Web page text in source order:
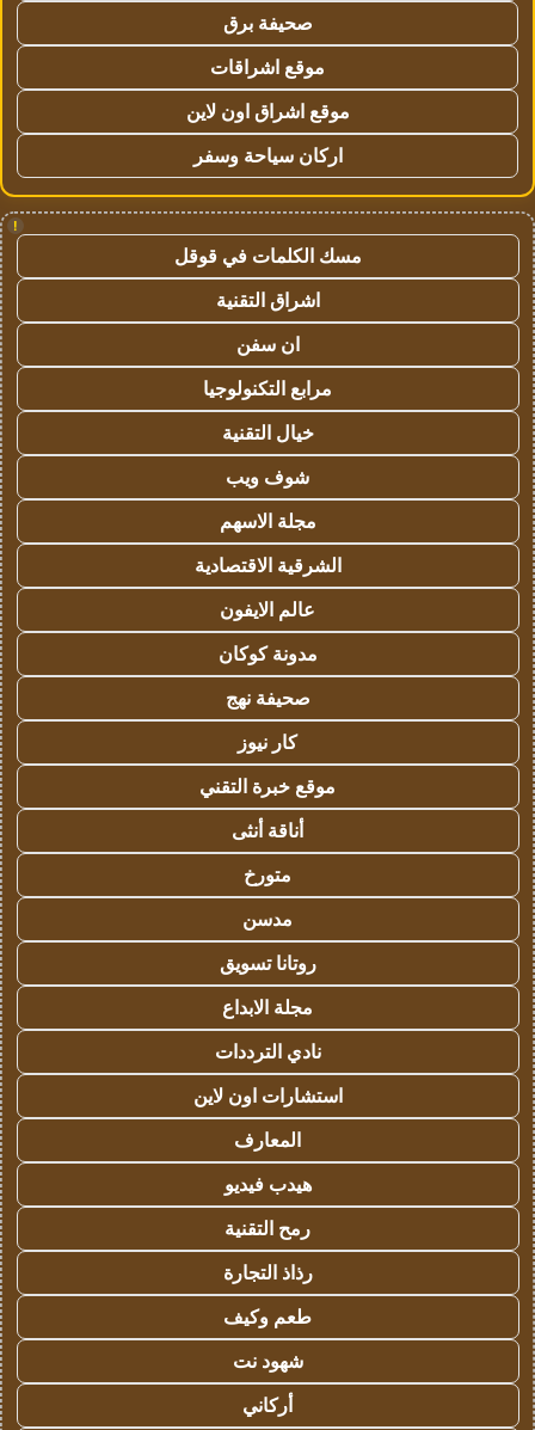
صحيفة برق
موقع اشراقات
موقع اشراق اون لاين
اركان سياحة وسفر
!
مسك الكلمات في قوقل
اشراق التقنية
ان سفن
مرابع التكنولوجيا
خيال التقنية
شوف ويب
مجلة الاسهم
الشرقية الاقتصادية
عالم الايفون
مدونة كوكان
صحيفة نهج
كار نيوز
موقع خبرة التقني
أناقة أنثى
متورخ
مدسن
روتانا تسويق
مجلة الابداع
نادي الترددات
استشارات اون لاين
المعارف
هيدب فيديو
رمح التقنية
رذاذ التجارة
طعم وكيف
شهود نت
أركاني